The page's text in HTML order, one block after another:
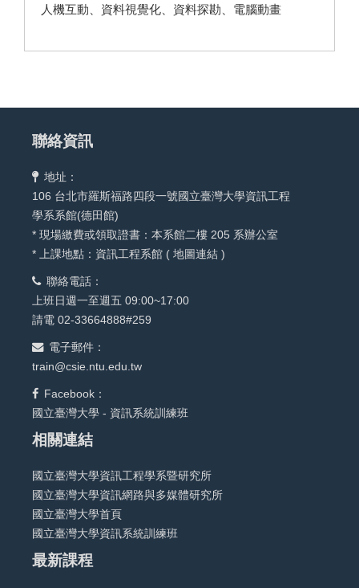
人機互動、資料視覺化、資料探勘、電腦動畫
聯絡資訊
地址：
106 台北市羅斯福路四段一號國立臺灣大學資訊工程
學系系館(德田館)
* 現場繳費或領取證書：本系館二樓 205 系辦公室
* 上課地點：資訊工程系館 ( 地圖連結 )
聯絡電話：
上班日週一至週五 09:00~17:00
請電 02-33664888#259
電子郵件：
train@csie.ntu.edu.tw
Facebook：
國立臺灣大學 - 資訊系統訓練班
相關連結
國立臺灣大學資訊工程學系暨研究所
國立臺灣大學資訊網路與多媒體研究所
國立臺灣大學首頁
國立臺灣大學資訊系統訓練班
最新課程